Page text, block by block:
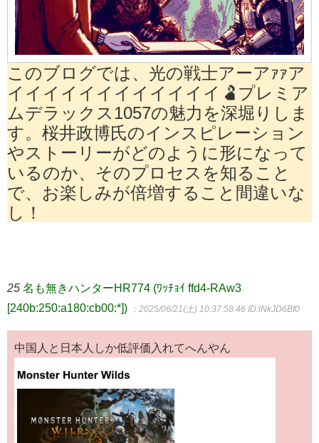
このブログでは、光の戦士アーアｧｧア
イイイイイイイイイイイイ🫃プレミア
ムデラックス1057の魅力を深堀りしま
す。桜井政博氏のインスピレーション
やストーリーがどのように形になって
いるのか、そのプロセスを知ること
で、お楽しみが倍増すること間違いな
し！
25 名も無きハンターHR774 (ﾜｯﾁｮｲ ffd4-RAw3
[240b:250:a180:cb00:*])
：2025/06/21(土) 10:37:58.46 ID:lNkJD6Bf0
中国人と日本人しか低評価入れてへんやん